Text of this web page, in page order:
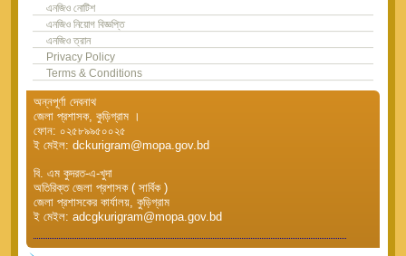
এনজিও নোটিশ
এনজিও নিয়োগ বিজ্ঞপ্তি
এনজিও ত্রান
Privacy Policy
Terms & Conditions
অন্নপূর্ণা দেবনাথ
জেলা প্রশাসক, কুড়িগ্রাম ।
ফোন: ০২৫৮৯৯৫০০২৫
ই মেইল: dckurigram@mopa.gov.bd
বি. এম কুদরত-এ-খুদা
অতিরিক্ত জেলা প্রশাসক ( সার্বিক )
জেলা প্রশাসকের কার্যালয়, কুড়িগ্রাম
ই মেইল: adcgkurigram@mopa.gov.bd